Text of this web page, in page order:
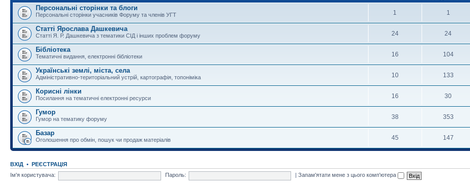
Персональні сторінки та блоги
Персональні сторінки учасників Форуму та членів УГТ 1 1
Статті Ярослава Дашкевича
Статті Я. Р. Дашкевича з тематики СІД і інших проблем форуму 24 24
Бібліотека
Тематичні видання, електронні бібліотеки 16 104
Українські землі, міста, села
Адміністративно-територіальний устрій, картографія, топоніміка 10 133
Корисні лінки
Посилання на тематичні електронні ресурси 16 30
Гумор
Гумор на тематику форуму 38 353
Базар
Оголошення про обмін, пошук чи продаж матеріалів 45 147
ВХІД • РЕЄСТРАЦІЯ
Ім'я користувача:
Пароль: |Запам'ятати мене з цього комп'ютера